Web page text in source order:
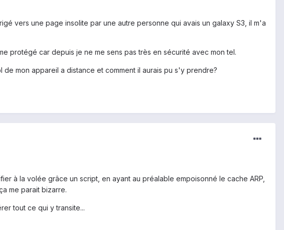
vers une page insolite par une autre personne qui avais un galaxy S3, il m'a
protégé car depuis je ne me sens pas très en sécurité avec mon tel.
mon appareil a distance et comment il aurais pu s'y prendre?
à la volée grâce un script, en ayant au préalable empoisonné le cache ARP,
me parait bizarre.
tout ce qui y transite...